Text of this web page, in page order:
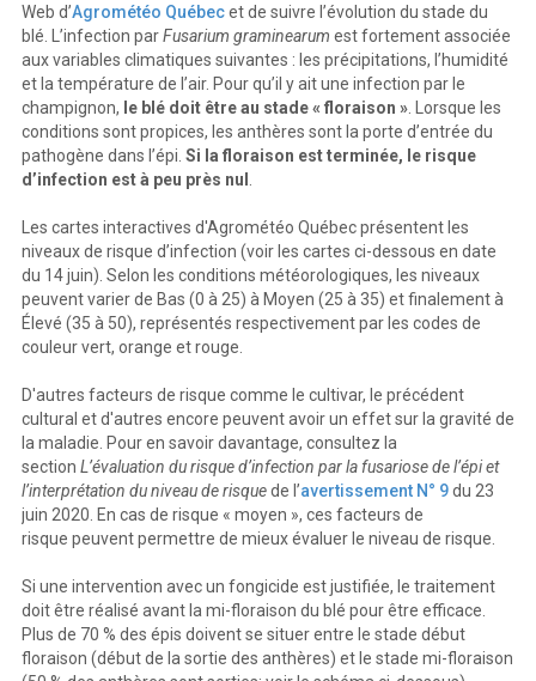
Web d’Agrométéo Québecet de suivre l’évolution du stade du
blé. L’infection parFusarium graminearum est fortement associée
aux variables climatiques suivantes : les précipitations, l’humidité
et la température de l’air. Pour qu’il y ait une infection par le
champignon, le blé doit être au stade « floraison » . Lorsque les
conditions sont propices, les anthères sont la porte d’entrée du
pathogène dans l’épi. Si la floraison est terminée, le risque
d’infection est à peu près nul
Les cartes interactives d'Agrométéo Québec présentent les
niveaux de risque d’infection (voir les cartes ci-dessous en date
du 14 juin). Selon les conditions météorologiques, les niveaux
peuvent varier de Bas (0 à 25) à Moyen (25 à 35) et finalement à
Élevé (35 à 50), représentés respectivement par les codes de
couleur vert, orange et rouge.
D'autres facteurs de risque comme le cultivar, le précédent
cultural et d'autres encore peuvent avoir un effet sur la gravité de
la maladie. Pour en savoir davantage, consultez la
section L’évaluation du risque d’infection par la fusariose de l’épi et
l’interprétation du niveau de risquede l’avertissement N° 9du 23
juin 2020. En cas de risque « moyen », ces facteurs de
risque peuvent permettre de mieux évaluer le niveau de risque.
Si une intervention avec un fongicide est justifiée, le traitement
doit être réalisé avant la mi-floraison du blé pour être efficace.
Plus de 70 % des épis doivent se situer entre le stade début
floraison (début de la sortie des anthères) et le stade mi-floraison